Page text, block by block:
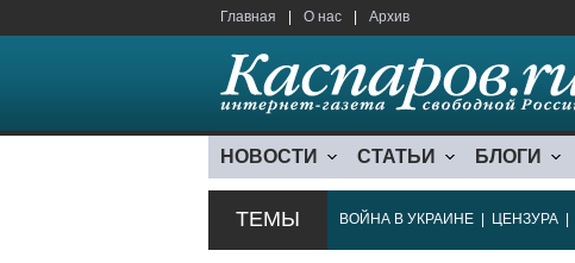
Главная О нас Архив
НОВОСТИ СТАТЬИ БЛОГИ
ТЕМЫ ВОЙНА В УКРАИНЕ ЦЕНЗУРА